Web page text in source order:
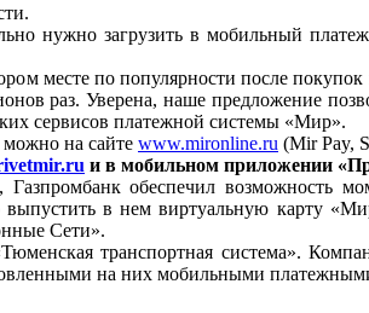
нужно загрузить в мобильный
месте по популярности после
раз. Уверена, наше предложение
сервисов платежной системы «Мир».
на сайте www.mironline.ru (Mir Pay,
и в мобильном приложении
обеспечил
в нем виртуальную карту
Сети».
транспортная система».
на них мобильными